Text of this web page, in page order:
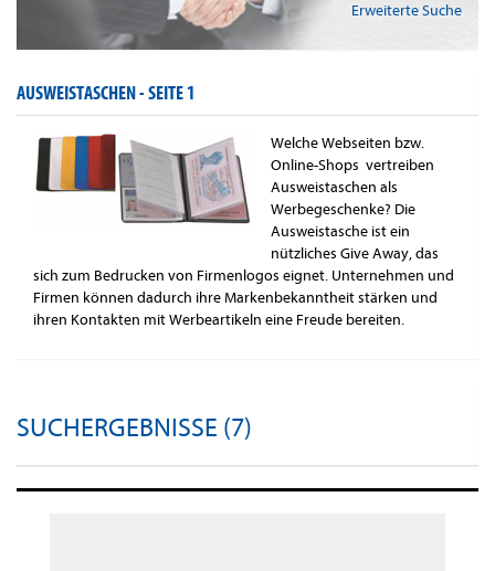
Erweiterte Suche
AUSWEISTASCHEN -SEITE 1
Welche Webseiten bzw.
Online-Shops vertreiben
Ausweistaschen als
Werbegeschenke? Die
Ausweistasche ist ein
nützliches Give Away, das
sich zum Bedrucken von Firmenlogos eignet. Unternehmen und
Firmen können dadurch ihre Markenbekanntheit stärken und
ihren Kontakten mit Werbeartikeln eine Freude bereiten.
SUCHERGEBNISSE (7)